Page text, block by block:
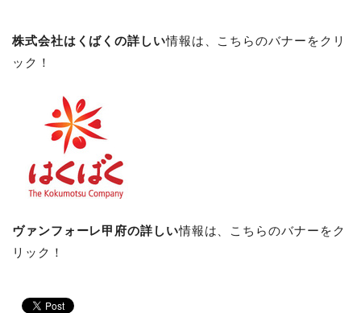
株式会社はくばくの詳しい情報は、こちらのバナーをクリ
ック！
ヴァンフォーレ甲府の詳しい情報は、こちらのバナーをク
リック！